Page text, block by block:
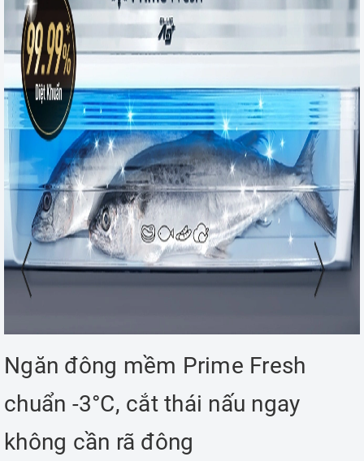
Ngăn đông mềm Prime Fresh
chuẩn -3°C, cắt thái nấu ngay
không cần rã đông